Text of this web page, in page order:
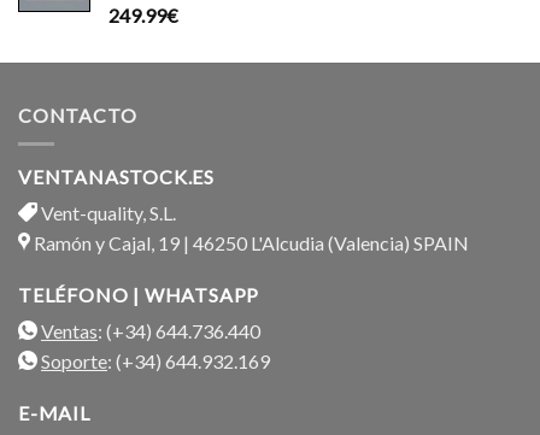
Valorado
249.99€
CONTACTO
VENTANASTOCK.ES
Vent-quality, S.L.
Ramón y Cajal, 19 | 46250 L'Alcudia (Valencia) SPAIN
TELÉFONO | WHATSAPP
Ventas: (+34) 644.736.440
Soporte: (+34) 644.932.169
E-MAIL